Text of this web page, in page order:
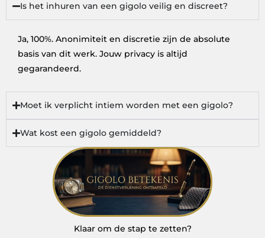
Is het inhuren van een gigolo veilig en discreet?
Ja, 100%. Anonimiteit en discretie zijn de absolute
basis van dit werk. Jouw privacy is altijd
gegarandeerd.
Moet ik verplicht intiem worden met een gigolo?
Wat kost een gigolo gemiddeld?
Klaar om de stap te zetten?